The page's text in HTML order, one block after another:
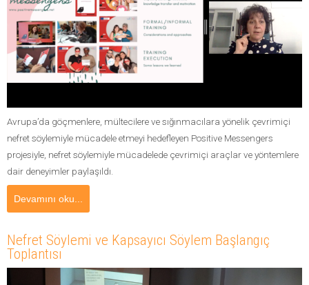
Avrupa’da göçmenlere, mültecilere ve sığınmacılara yönelik çevrimiçi
nefret söylemiyle mücadele etmeyi hedefleyen Positive Messengers
projesiyle, nefret söylemiyle mücadelede çevrimiçi araçlar ve yöntemlere
dair deneyimler paylaşıldı.
Devamını oku...
Nefret Söylemi ve Kapsayıcı Söylem Başlangıç
Toplantısı